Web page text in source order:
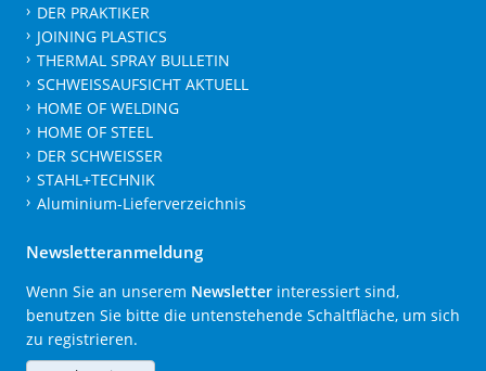
DER PRAKTIKER
JOINING PLASTICS
THERMAL SPRAY BULLETIN
SCHWEISSAUFSICHT AKTUELL
HOME OF WELDING
HOME OF STEEL
DER SCHWEISSER
STAHL+TECHNIK
Aluminium-Lieferverzeichnis
Newsletteranmeldung
Wenn Sie an unserem Newsletter interessiert sind,
benutzen Sie bitte die untenstehende Schaltfläche, um sich
zu registrieren.